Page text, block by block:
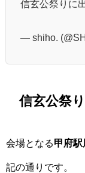
信玄公祭りに
— shiho.
信玄公祭
会場となる甲府
記の通りです。